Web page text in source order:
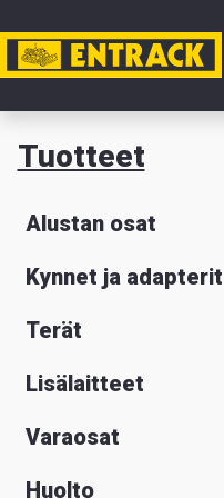
Tuotteet
Alustan osat
Kynnet ja adapterit
Terät
Lisälaitteet
Varaosat
Huolto